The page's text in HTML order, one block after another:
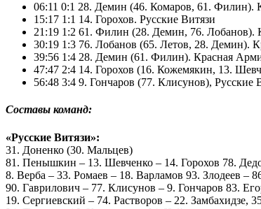
06:11 0:1 28. Демин (46. Комаров, 61. Филин).
15:17 1:1 14. Горохов. Русские Витязи
21:19 1:2 61. Филин (28. Демин, 76. Лобанов).
30:19 1:3 76. Лобанов (65. Летов, 28. Демин).
39:56 1:4 28. Демин (61. Филин). Красная
47:47 2:4 14. Горохов (16. Кожемякин, 13.
56:48 3:4 9. Гончаров (77. Клисунов), Русские
Составы команд:
«Русские Витязи»:
31. Доненко (30. Мальцев)
81. Пенышкин – 13. Шевченко – 14. Горохов 78.
8. Верба – 33. Ромаев – 18. Варламов 93. Злодеев –
90. Гаврилович – 77. Клисунов – 9. Гончаров 83.
19. Сергиевский – 74. Растворов – 22. Замбахидзе,